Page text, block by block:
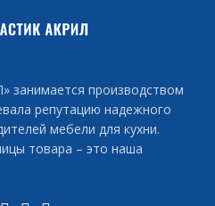
производством
репутацию надежного
мебели для кухни.
товара – это наша